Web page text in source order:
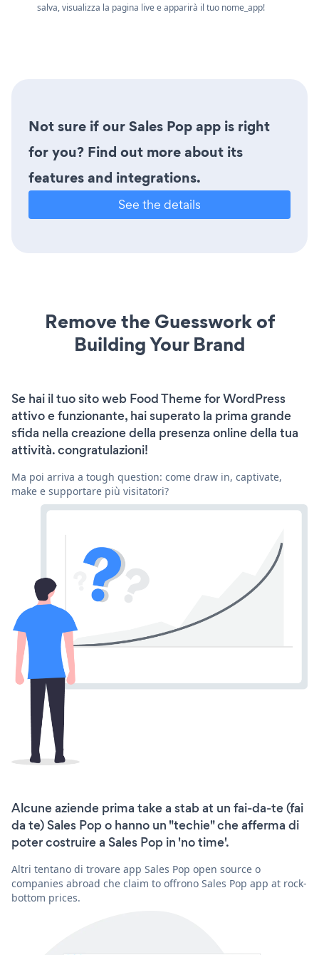
salva, visualizza la pagina live e apparirà il tuo nome_app!
Not sure if our Sales Pop app is right
for you? Find out more about its
features and integrations.
See the details
Remove the Guesswork of
Building Your Brand
Se hai il tuo sito web Food Theme for WordPress
attivo e funzionante, hai superato la prima grande
sfida nella creazione della presenza online della tua
attività. congratulazioni!
Ma poi arriva a tough question: come draw in, captivate,
make e supportare più visitatori?
Alcune aziende prima take a stab at un fai-da-te (fai
da te) Sales Pop o hanno un "techie" che afferma di
poter costruire a Sales Pop in 'no time'.
Altri tentano di trovare app Sales Pop open source o
companies abroad che claim to offrono Sales Pop app at rock-
bottom prices.